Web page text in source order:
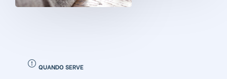
QUANDO SERVE